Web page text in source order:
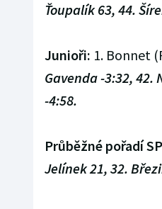
Ťoupalík 63, 44.
Junioři: 1. Bonnet
Gavenda -3:32, 42.
-4:58.
Průběžné pořadí
Jelínek 21, 32.